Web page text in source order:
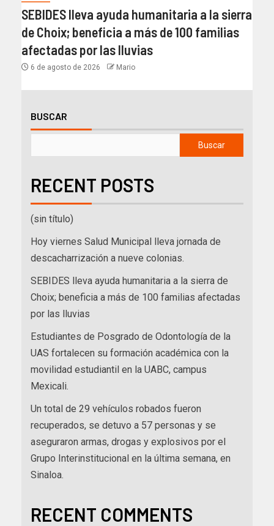
SEBIDES lleva ayuda humanitaria a la sierra
de Choix; beneficia a más de 100 familias
afectadas por las lluvias
6 de agosto de 2026 Mario
BUSCAR
Buscar
RECENT POSTS
(sin título)
Hoy viernes Salud Municipal lleva jornada de
descacharrización a nueve colonias.
SEBIDES lleva ayuda humanitaria a la sierra de
Choix; beneficia a más de 100 familias afectadas
por las lluvias
Estudiantes de Posgrado de Odontología de la
UAS fortalecen su formación académica con la
movilidad estudiantil en la UABC, campus
Mexicali.
Un total de 29 vehículos robados fueron
recuperados, se detuvo a 57 personas y se
aseguraron armas, drogas y explosivos por el
Grupo Interinstitucional en la última semana, en
Sinaloa.
RECENT COMMENTS